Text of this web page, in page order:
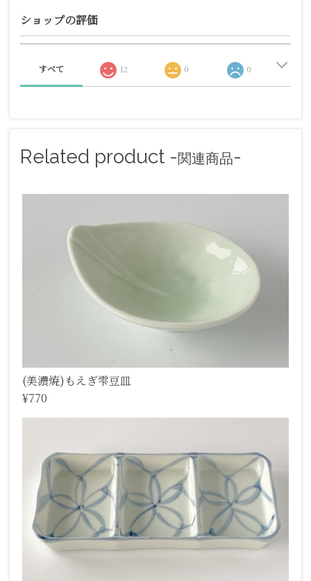
ショップの評価
すべて 12 0 0
Related product -関連商品-
(美濃焼)もえぎ雫豆皿
¥770